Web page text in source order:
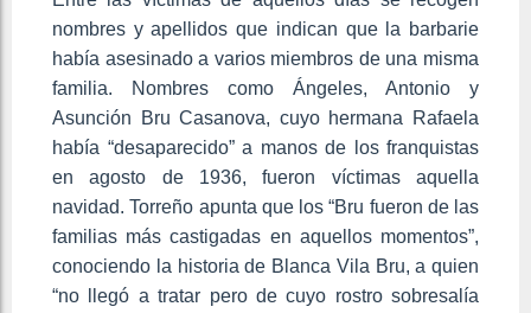
nombres y apellidos que indican que la barbarie
había asesinado a varios miembros de una misma
familia. Nombres como Ángeles, Antonio y
Asunción Bru Casanova, cuyo hermana Rafaela
había “desaparecido” a manos de los franquistas
en agosto de 1936, fueron víctimas aquella
navidad. Torreño apunta que los “Bru fueron de las
familias más castigadas en aquellos momentos”,
conociendo la historia de Blanca Vila Bru, a quien
“no llegó a tratar pero de cuyo rostro sobresalía